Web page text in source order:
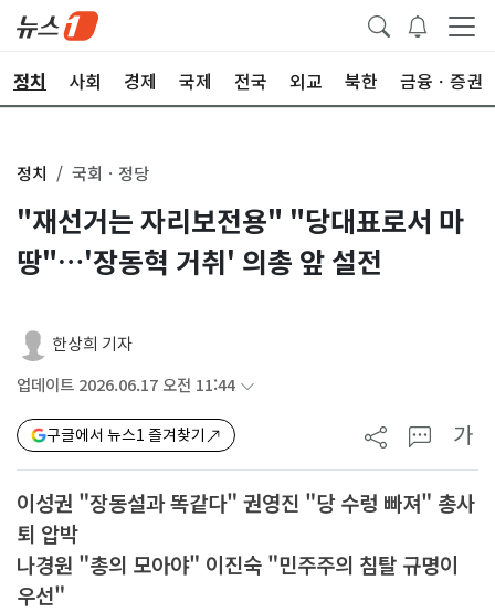
정치 사회 경제 국제 전국 외교 북한 금융ㆍ증권
정치 국회ㆍ정당
"재선거는 자리보전용" "당대표로서 마
땅"…'장동혁 거취' 의총 앞 설전
한상희 기자
업데이트 2026.06.17 오전 11:44
구글에서 뉴스1 즐겨찾기 가
이성권 "장동설과 똑같다" 권영진 "당 수렁 빠져" 총사
퇴 압박
나경원 "총의 모아야" 이진숙 "민주주의 침탈 규명이
우선"